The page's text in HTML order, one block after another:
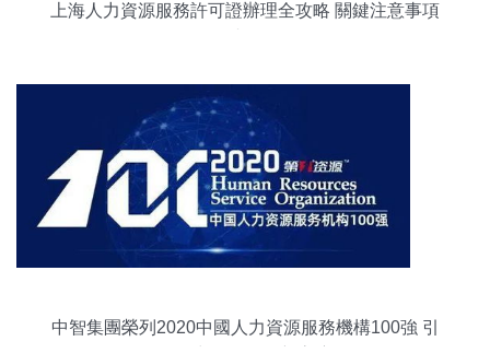
上海人力資源服務許可證辦理全攻略 關鍵注意事項
中智集團榮列2020中國人力資源服務機構100強 引